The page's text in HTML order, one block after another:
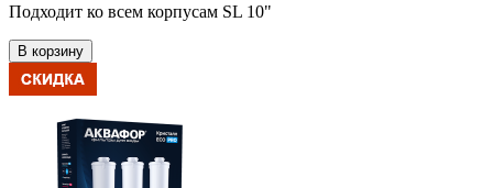
Подходит ко всем корпусам SL 10"
В корзину